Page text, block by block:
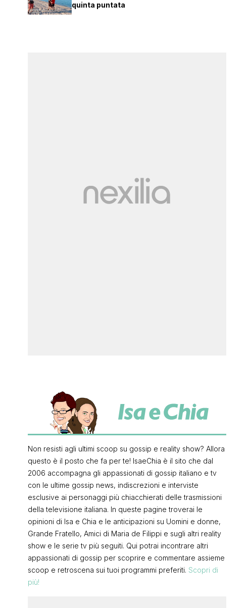
quinta puntata
Non resisti agli ultimi scoop su gossip e reality show? Allora
questo è il posto che fa per te! IsaeChia è il sito che dal
2006 accompagna gli appassionati di gossip italiano e tv
con le ultime gossip news, indiscrezioni e interviste
esclusive ai personaggi più chiacchierati delle trasmissioni
della televisione italiana. In queste pagine troverai le
opinioni di Isa e Chia e le anticipazioni su Uomini e donne,
Grande Fratello, Amici di Maria de Filippi e sugli altri reality
show e le serie tv più seguiti. Qui potrai incontrare altri
appassionati di gossip per scoprire e commentare assieme
scoop e retroscena sui tuoi programmi preferiti. Scopri di
più!